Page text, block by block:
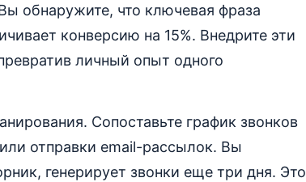
обнаружите, что ключевая фраза
конверсию на 15%. Внедрите эти
личный опыт одного
Сопоставьте график звонков
отправки email-рассылок. Вы
генерирует звонки еще три дня. Это